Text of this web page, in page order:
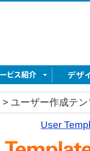
> ユーザー作成テ
User